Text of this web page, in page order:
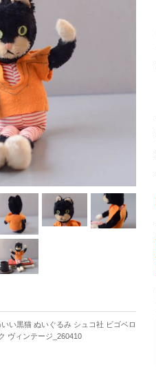
い黒猫 ぬいぐるみ シュコ社 ビゴベロ
ヴィンテージ_260410